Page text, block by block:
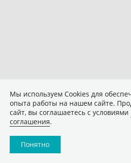
Мы используем Сookies для
опыта работы на нашем сайте.
сайт, вы соглашаетесь с условиями
соглашения.
Понятно